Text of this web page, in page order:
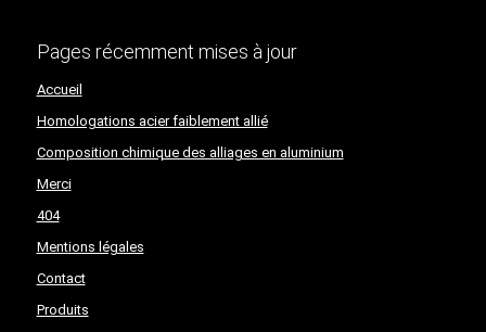
Pages récemment mises à jour
Accueil
Homologations acier faiblement allié
Composition chimique des alliages en aluminium
Merci
404
Mentions légales
Contact
Produits